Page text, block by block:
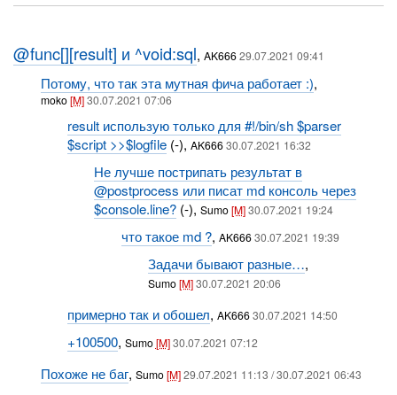
@func[][result] и ^void:sql,AK66629.07.2021 09:41
Потому, что так эта мутная фича работает :),
moko[M] 30.07.2021 07:06
result использую только для #!/bin/sh $parser
$script >>$logfile(-), AK66630.07.2021 16:32
Не лучше пострипать результат в
@postprocess или писат md консоль через
$console.line? (-),Sumo[M]30.07.2021 19:24
что такое md ?, AK66630.07.2021 19:39
Задачи бывают разные…,
Sumo[M]30.07.2021 20:06
примерно так и обошел, AK66630.07.2021 14:50
+100500, Sumo[M]30.07.2021 07:12
Похоже не баг, Sumo[M] 29.07.2021 11:13 / 30.07.2021 06:43